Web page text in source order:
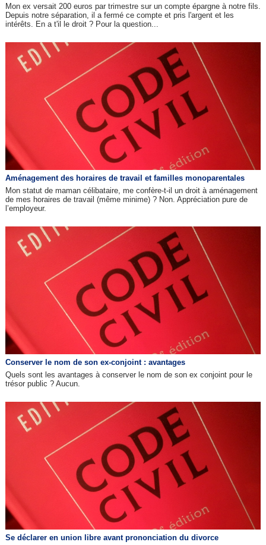
Mon ex versait 200 euros par trimestre sur un compte épargne à notre fils.
Depuis notre séparation, il a fermé ce compte et pris l'argent et les
intérêts. En a t'il le droit ? Pour la question...
Aménagement des horaires de travail et familles monoparentales
Mon statut de maman célibataire, me confère-t-il un droit à aménagement
de mes horaires de travail (même minime) ? Non. Appréciation pure de
l’employeur.
Conserver le nom de son ex-conjoint : avantages
Quels sont les avantages à conserver le nom de son ex conjoint pour le
trésor public ? Aucun.
Se déclarer en union libre avant prononciation du divorce